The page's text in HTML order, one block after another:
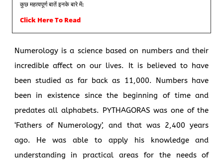
कुछ महत्वपूर्ण बातें इनके बारे में:
Click Here To Read
Numerology is a science based on numbers and their
incredible affect on our lives. It is believed to have
been studied as far back as 11,000. Numbers have
been in existence since the beginning of time and
predates all alphabets. PYTHAGORAS was one of the
‘Fathers of Numerology’, and that was 2,400 years
ago. He was able to apply his knowledge and
understanding in practical areas for the needs of